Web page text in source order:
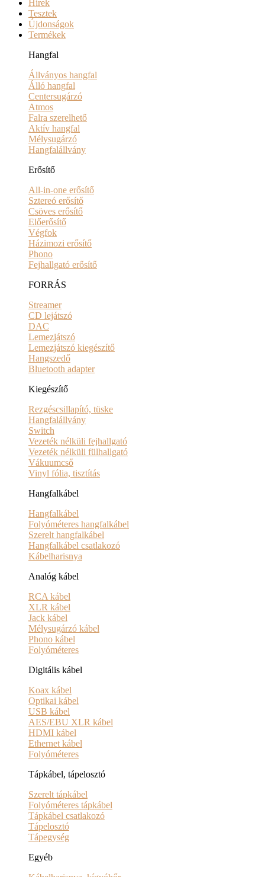
Hírek
Tesztek
Újdonságok
Termékek
Hangfal
Állványos hangfal
Álló hangfal
Centersugárzó
Atmos
Falra szerelhető
Aktív hangfal
Mélysugárzó
Hangfalállvány
Erősítő
All-in-one erősítő
Sztereó erősítő
Csöves erősítő
Előerősítő
Végfok
Házimozi erősítő
Phono
Fejhallgató erősítő
FORRÁS
Streamer
CD lejátszó
DAC
Lemezjátszó
Lemezjátszó kiegészítő
Hangszedő
Bluetooth adapter
Kiegészítő
Rezgéscsillapító, tüske
Hangfalállvány
Switch
Vezeték nélküli fejhallgató
Vezeték nélküli fülhallgató
Vákuumcső
Vinyl fólia, tisztítás
Hangfalkábel
Hangfalkábel
Folyóméteres hangfalkábel
Szerelt hangfalkábel
Hangfalkábel csatlakozó
Kábelharisnya
Analóg kábel
RCA kábel
XLR kábel
Jack kábel
Mélysugárzó kábel
Phono kábel
Folyóméteres
Digitális kábel
Koax kábel
Optikai kábel
USB kábel
AES/EBU XLR kábel
HDMI kábel
Ethernet kábel
Folyóméteres
Tápkábel, tápelosztó
Szerelt tápkábel
Folyóméteres tápkábel
Tápkábel csatlakozó
Tápelosztó
Tápegység
Egyéb